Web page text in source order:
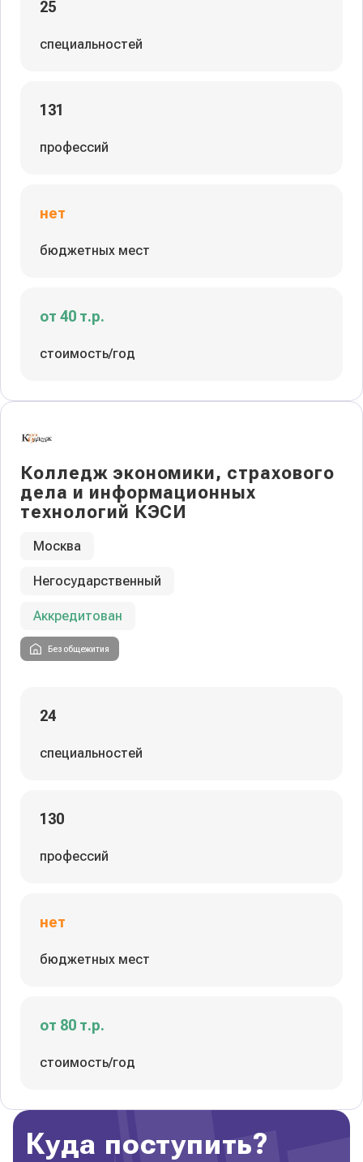
25
специальностей
131
профессий
нет
бюджетных мест
от 40 т.р.
стоимость/год
Колледж экономики, страхового
дела и информационных
технологий КЭСИ
Москва
Негосударственный
Аккредитован
Без общежития
24
специальностей
130
профессий
нет
бюджетных мест
от 80 т.р.
стоимость/год
Куда поступить?